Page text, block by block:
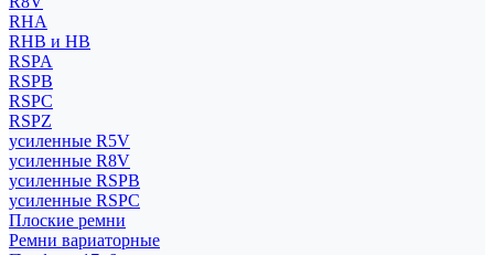
RHA
RHB и HB
RSPA
RSPB
RSPC
RSPZ
усиленные R5V
усиленные R8V
усиленные RSPB
усиленные RSPC
Плоские ремни
Ремни вариаторные